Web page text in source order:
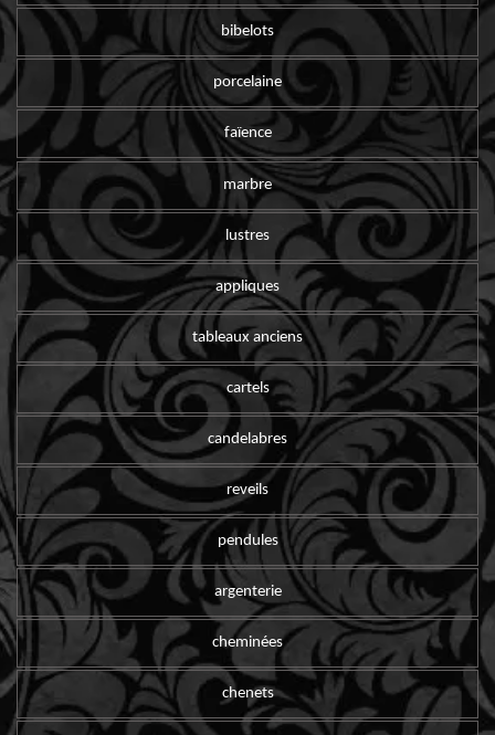
bibelots
porcelaine
faïence
marbre
lustres
appliques
tableaux anciens
cartels
candelabres
reveils
pendules
argenterie
cheminées
chenets